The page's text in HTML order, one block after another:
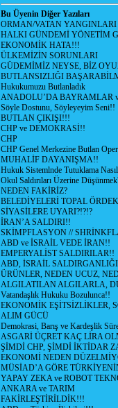
Bu Üyenin Diğer Yazıları
ORMAN/VATAN
HALKI GÜNDEMİ YÖNETİM
EKONOMİK HATA!!!
ÜLKEMİZİN SORUNLARI
GÜDEMİMİZ NEYSE, BİZ
BUTLANSIZLIĞI
Hukukumuzu Butlanladık
ANADOLU’DA BAYRAMLAR
Söyle Dostunu, Söyleyeyim Seni!!
BUTLAN ÇIKIŞI!!!
CHP ve DEMOKRASİ!!
CHP
CHP Genel Merkezine Butlan
MUHALİF DAYANIŞMA!!
Hukuk Sistemlnde Tutuklama
Okul Saldırıları Üzerine
NEDEN FAKİRİZ?
BELEDİYELERİ TOPAL
SİYASİLERE UYARI?!?!?
İRAN’A SALDIRI!!
SKİMPFLASYON //
ABD ve İSRAİL VEDE İRAN!!
EMPERYALİST SALDIRILAR!!
ABD, İSRAİL SALDIRGANLIĞI
ÜRÜNLER, NEDEN UCUZ,
ALGILATILAN ALGILARLA,
Vatandaşlık Hukuku Bozulunca!!
EKONOMİK EŞİTSİZLİKLER,
ALIM GÜCÜ
Demokrasi, Barış ve Kardeşlik
ASGARİ ÜÇRET KAÇ LİRA
ŞİMDİ CHP, ŞİMDİ İKTİDAR
EKONOMİ NEDEN
MÜSİAD’A GÖRE
YAPAY ZEKA ve ROBOT
ANKARA ve TARIM
FAKİRLEŞTİRİLDİK!!!